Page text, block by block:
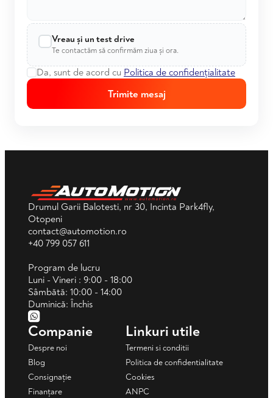
Vreau și un test drive
Te contactăm să confirmăm ziua și ora.
Da, sunt de acord cu Politica de confidențialitate
Trimite mesaj
Drumul Garii Balotesti, nr 30, Incinta Park4fly,
Otopeni
contact@automotion.ro
+40 799 057 611
Program de lucru
Luni - Vineri : 9:00 - 18:00
Sâmbătă: 10:00 - 14:00
Duminică: Închis
Companie
Despre noi
Blog
Consignație
Finanțare
Linkuri utile
Termeni si conditii
Politica de confidentialitate
Cookies
ANPC